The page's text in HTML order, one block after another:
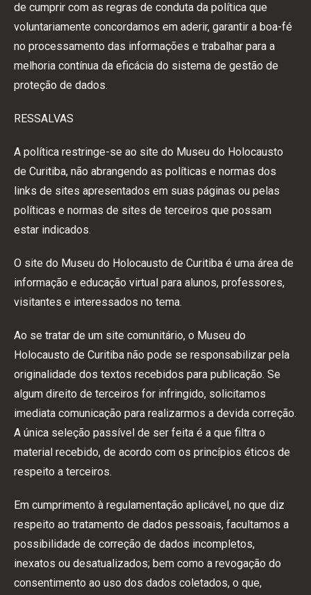
de cumprir com as regras de conduta da política que
voluntariamente concordamos em aderir, garantir a boa-fé
no processamento das informações e trabalhar para a
melhoria contínua da eficácia do sistema de gestão de
proteção de dados.
RESSALVAS
A política restringe-se ao site do Museu do Holocausto
de Curitiba, não abrangendo as políticas e normas dos
links de sites apresentados em suas páginas ou pelas
políticas e normas de sites de terceiros que possam
estar indicados.
O site do Museu do Holocausto de Curitiba é uma área de
informação e educação virtual para alunos, professores,
visitantes e interessados no tema.
Ao se tratar de um site comunitário, o Museu do
Holocausto de Curitiba não pode se responsabilizar pela
originalidade dos textos recebidos para publicação. Se
algum direito de terceiros for infringido, solicitamos
imediata comunicação para realizarmos a devida correção.
A única seleção passível de ser feita é a que filtra o
material recebido, de acordo com os princípios éticos de
respeito a terceiros.
Em cumprimento à regulamentação aplicável, no que diz
respeito ao tratamento de dados pessoais, facultamos a
possibilidade de correção de dados incompletos,
inexatos ou desatualizados; bem como a revogação do
consentimento ao uso dos dados coletados, o que,